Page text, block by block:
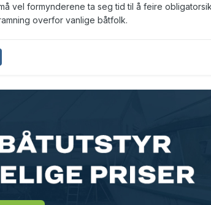
vel formynderene ta seg tid til å feire
overfor vanlige båtfolk.